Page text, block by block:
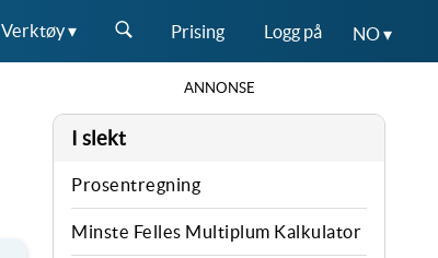
Verktøy ▾ Prising Logg på NO ▾
ANNONSE
I slekt
Prosentregning
Minste Felles Multiplum Kalkulator